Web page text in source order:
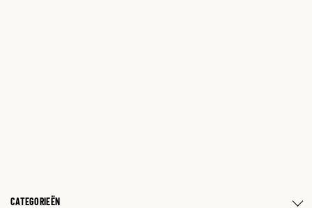
CATEGORIEËN